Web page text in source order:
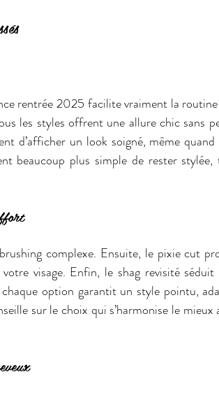
rentrée 2025 facilite vraiment la
les styles offrent une allure chic sans
d’afficher un look soigné, même quand
beaucoup plus simple de rester
complexe. Ensuite, le pixie cut
visage. Enfin, le shag revisité séduit
option garantit un style pointu,
sur le choix qui s’harmonise le mieux